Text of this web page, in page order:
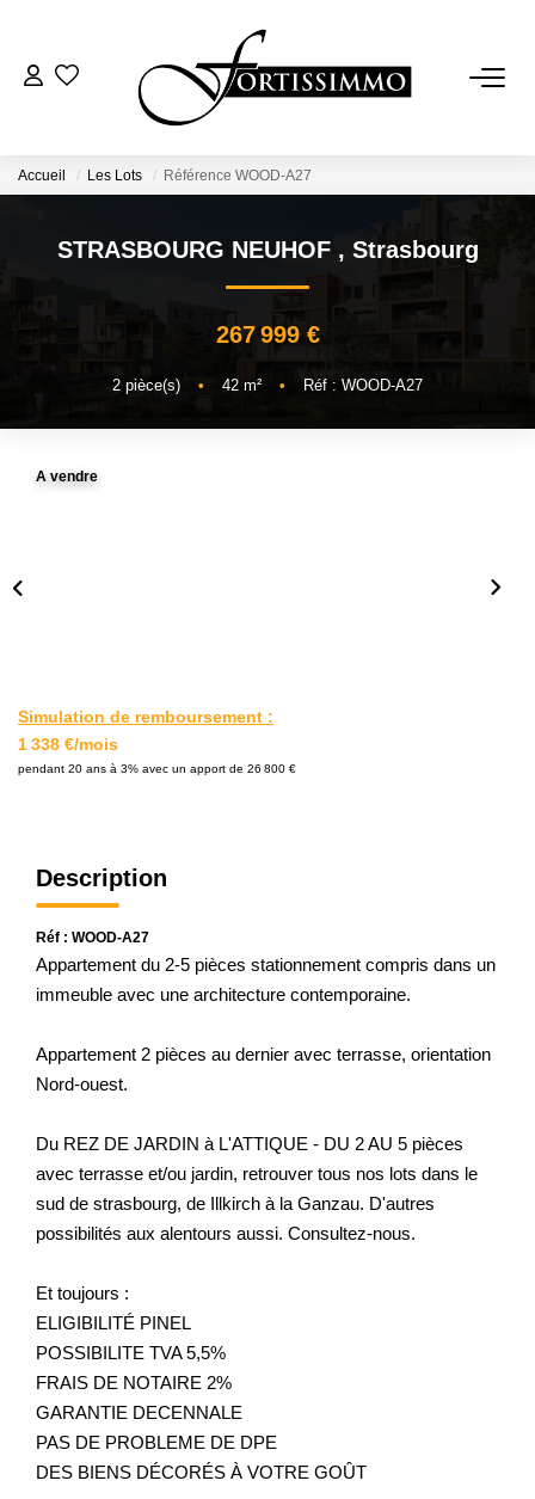
Tous Nos Biens
Neuf
LOCATIONS
Accueil Les Lots Référence WOOD-A27
STRASBOURG NEUHOF , Strasbourg
267 999 €
2 pièce(s) • 42 m² • Réf : WOOD-A27
A vendre
Simulation de remboursement :
1 338 €/mois
pendant 20 ans à 3% avec un apport de 26 800 €
Description
Réf : WOOD-A27
Appartement du 2-5 pièces stationnement compris dans un
immeuble avec une architecture contemporaine.
Appartement 2 pièces au dernier avec terrasse, orientation
Nord-ouest.
Du REZ DE JARDIN à L'ATTIQUE - DU 2 AU 5 pièces
avec terrasse et/ou jardin, retrouver tous nos lots dans le
sud de strasbourg, de Illkirch à la Ganzau. D'autres
possibilités aux alentours aussi. Consultez-nous.
Et toujours :
ELIGIBILITÉ PINEL
POSSIBILITE TVA 5,5%
FRAIS DE NOTAIRE 2%
GARANTIE DECENNALE
PAS DE PROBLEME DE DPE
DES BIENS DÉCORÉS À VOTRE GOÛT